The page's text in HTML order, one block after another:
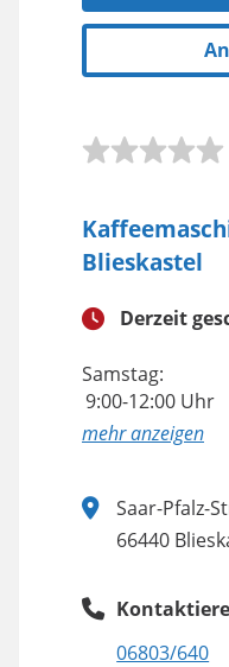
Blieskastel
Derzeit
Samstag:
9:00-12:00 Uhr
anzeigen
Saar-Pfalz-
66440
06803/640